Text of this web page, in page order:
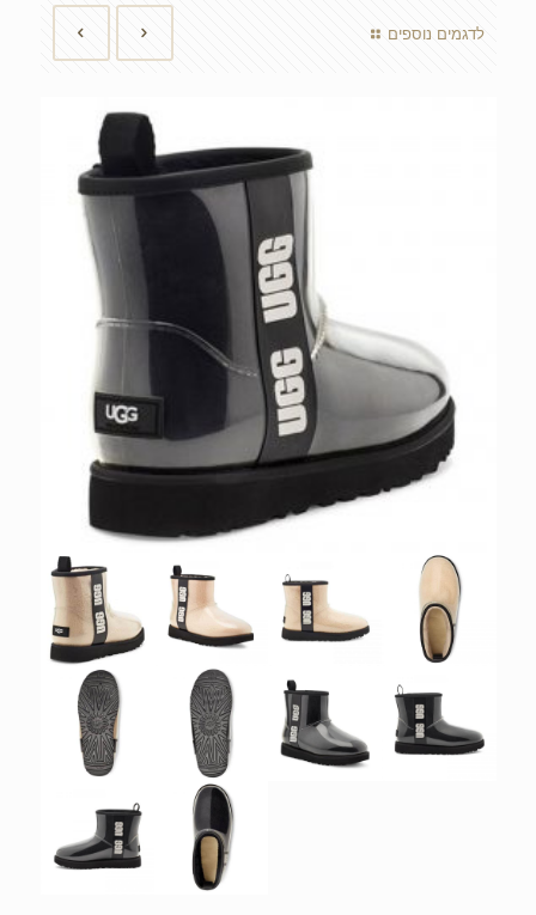
לדגמים נוספים